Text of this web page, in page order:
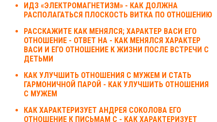
ИДЗ «ЭЛЕКТРОМАГНЕТИЗМ» - КАК ДОЛЖНА
РАСПОЛАГАТЬСЯ ПЛОСКОСТЬ ВИТКА ПО ОТНОШЕНИЮ
РАССКАЖИТЕ КАК МЕНЯЛСЯ; ХАРАКТЕР ВАСИ ЕГО
ОТНОШЕНИЕ - ОТВЕТ НА - КАК МЕНЯЛСЯ ХАРАКТЕР
ВАСИ И ЕГО ОТНОШЕНИЕ К ЖИЗНИ ПОСЛЕ ВСТРЕЧИ С
ДЕТЬМИ
КАК УЛУЧШИТЬ ОТНОШЕНИЯ С МУЖЕМ И СТАТЬ
ГАРМОНИЧНОЙ ПАРОЙ - КАК УЛУЧШИТЬ ОТНОШЕНИЯ
С МУЖЕМ
КАК ХАРАКТЕРИЗУЕТ АНДРЕЯ СОКОЛОВА ЕГО
ОТНОШЕНИЕ К ПИСЬМАМ С - КАК ХАРАКТЕРИЗУЕТ